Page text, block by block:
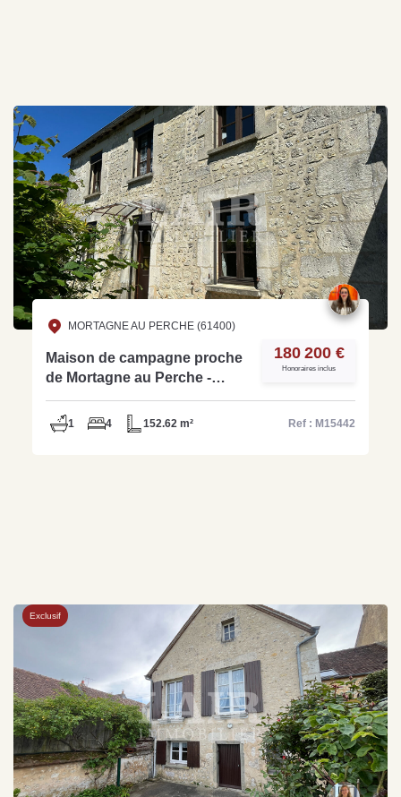
MORTAGNE AU PERCHE (61400)
Maison de campagne proche
de Mortagne au Perche -
M15442
180 200 €
Honoraires inclus
1 4 152.62 m² Ref : M15442
Exclusif